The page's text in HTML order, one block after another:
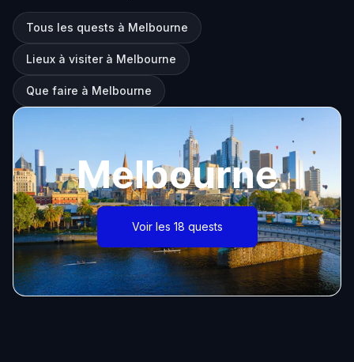
Tous les quests à Melbourne
Lieux à visiter à Melbourne
Que faire à Melbourne
Melbourne
Voir les 18 quests